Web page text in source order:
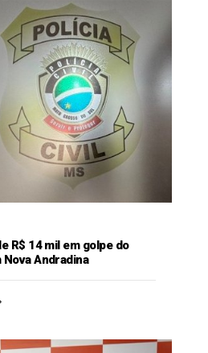
R$ 14 mil em golpe do
Andradina